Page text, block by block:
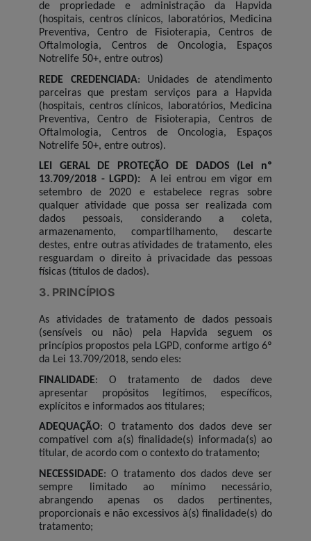
de propriedade e administração da Hapvida
(hospitais, centros clínicos, laboratórios, Medicina
Preventiva, Centro de Fisioterapia, Centros de
Oftalmologia, Centros de Oncologia, Espaços
Notrelife 50+, entre outros)
REDE CREDENCIADA: Unidades de atendimento
parceiras que prestam serviços para a Hapvida
(hospitais, centros clínicos, laboratórios, Medicina
Preventiva, Centro de Fisioterapia, Centros de
Oftalmologia, Centros de Oncologia, Espaços
Notrelife 50+, entre outros).
LEI GERAL DE PROTEÇÃO DE DADOS (Lei nº
13.709/2018 - LGPD): A lei entrou em vigor em
setembro de 2020 e estabelece regras sobre
qualquer atividade que possa ser realizada com
dados pessoais, considerando a coleta,
armazenamento, compartilhamento, descarte
destes, entre outras atividades de tratamento, eles
resguardam o direito à privacidade das pessoas
físicas (títulos de dados).
3. PRINCÍPIOS
As atividades de tratamento de dados pessoais
(sensíveis ou não) pela Hapvida seguem os
princípios propostos pela LGPD, conforme artigo 6º
da Lei 13.709/2018, sendo eles:
FINALIDADE: O tratamento de dados deve
apresentar propósitos legítimos, específicos,
explícitos e informados aos titulares;
ADEQUAÇÃO: O tratamento dos dados deve ser
compatível com a(s) finalidade(s) informada(s) ao
titular, de acordo com o contexto do tratamento;
NECESSIDADE: O tratamento dos dados deve ser
sempre limitado ao mínimo necessário,
abrangendo apenas os dados pertinentes,
proporcionais e não excessivos à(s) finalidade(s) do
tratamento;